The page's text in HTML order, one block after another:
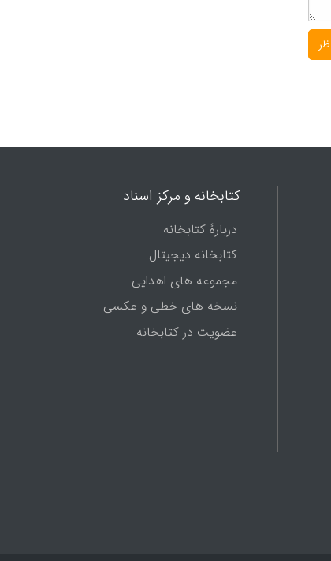
کتابخانه و مرکز اسناد
دربارۀ کتابخانه
کتابخانه دیجیتال
مجموعه های اهدایی
نسخه های خطی و عکسی
عضویت در کتابخانه